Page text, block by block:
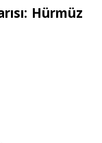
Hürmüz